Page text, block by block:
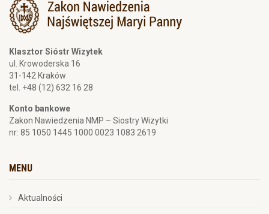
Klasztor Sióstr Wizytek
ul. Krowoderska 16
31-142 Kraków
tel. +48 (12) 632 16 28
Konto bankowe
Zakon Nawiedzenia NMP – Siostry Wizytki
nr: 85 1050 1445 1000 0023 1083 2619
MENU
Aktualności